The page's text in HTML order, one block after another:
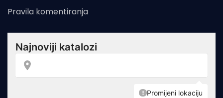
Pravila komentiranja